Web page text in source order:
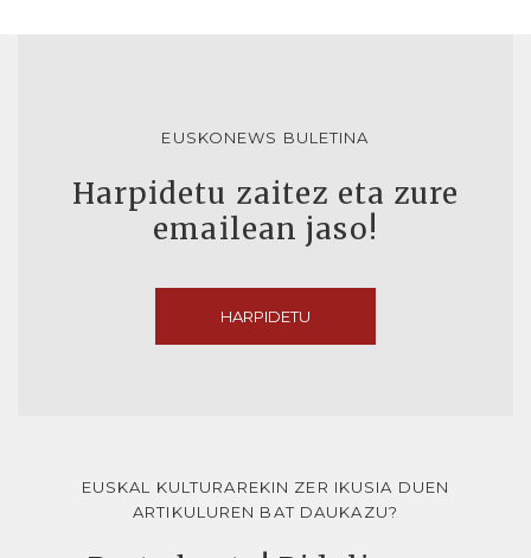
EUSKONEWS BULETINA
Harpidetu zaitez eta zure
emailean jaso!
HARPIDETU
EUSKAL KULTURAREKIN ZER IKUSIA DUEN
ARTIKULUREN BAT DAUKAZU?